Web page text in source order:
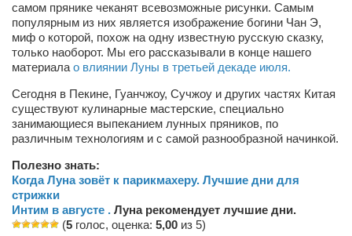
Кафе, клубы, рестораны
«Винегрет» — демократичный ресторан
«ЧАЙ — КАВА» магазин — кафе
Магазины
«CYCLE GARAGE» — магазин велосипедов
Багетный двор
МАГАЗИН СТИХОВ НА ЗАКАЗ
«Павел» — магазин мужской одежды
самом прянике чеканят всевозможные рисунки. Самым
популярным из них является изображение богини Чан Э,
миф о которой, похож на одну известную русскую сказку,
только наоборот. Мы его рассказывали в конце нашего
материала о влиянии Луны в третьей декаде июля.
Сегодня в Пекине, Гуанчжоу, Сучжоу и других частях Китая
существуют кулинарные мастерские, специально
занимающиеся выпеканием лунных пряников, по
различным технологиям и с самой разнообразной начинкой.
Полезно знать:
Когда Луна зовёт к парикмахеру. Лучшие дни для
стрижки
Интим в августе . Луна рекомендует лучшие дни.
(5 голос, оценка: 5,00 из 5)